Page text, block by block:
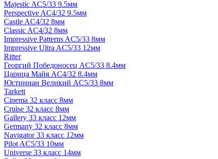
Majestic AC5/33 9.5мм
Perspective AC4/32 9.5мм
Castle AC4/32 8мм
Classic AC4/32 8мм
Impressive Patterns AC5/33 8мм
Impressive Ultra AC5/33 12мм
Ritter
Георгий Победоносец AC5/33 8.4мм
Царица Майя AC4/32 8.4мм
Юстиниан Великий AC5/33 8мм
Tarkett
Cinema 32 класс 8мм
Cruise 32 класс 8мм
Gallery 33 класс 12мм
Germany 32 класс 8мм
Navigator 33 класс 12мм
Pilot AC5/33 10мм
Universe 33 класс 14мм